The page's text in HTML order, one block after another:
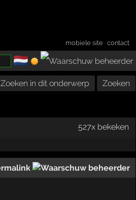
mobiele site ·contact
🇳🇱
Zoeken in dit onderwerp Zoeken
527x bekeken